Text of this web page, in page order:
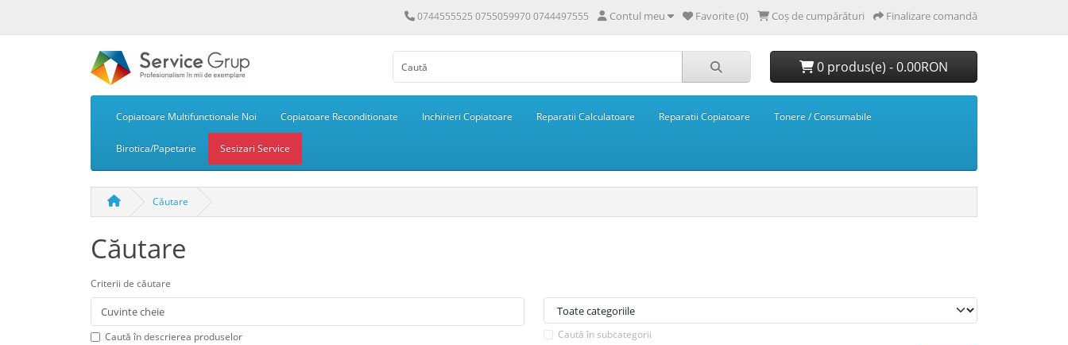
0744555525 0755059970 0744497555 Contul meu Favorite (0) Coș de cumpărături Finalizare comandă
0 produs(e) - 0.00RON
Copiatoare Multifunctionale Noi Copiatoare Reconditionate Inchirieri Copiatoare Reparatii Calculatoare Reparatii Copiatoare Tonere / Consumabile
Birotica/Papetarie Sesizari Service
Căutare
Căutare
Criterii de căutare
Caută în descrierea produselor Caută în subcategorii